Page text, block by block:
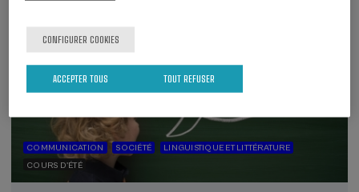
COMMUNICATION SOCIÉTÉ
LINGUISTIQUE ET LITTÉRATURE
COURS D'ÉTÉ
CONFIGURER COOKIES
TOUT REFUSER
ACCEPTER TOUS